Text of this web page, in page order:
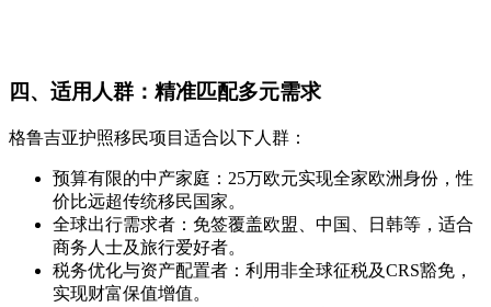
四、适用人群：精准匹配多元需求
格鲁吉亚护照移民项目适合以下人群：
预算有限的中产家庭：25万欧元实现全家欧洲身份，性
价比远超传统移民国家。
全球出行需求者：免签覆盖欧盟、中国、日韩等，适合
商务人士及旅行爱好者。
税务优化与资产配置者：利用非全球征税及CRS豁免，
实现财富保值增值。